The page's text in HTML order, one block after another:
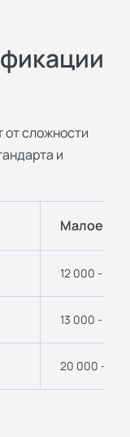
сложности
и
Малое
12 000 - 16
13 000 - 17
20 000 - 25